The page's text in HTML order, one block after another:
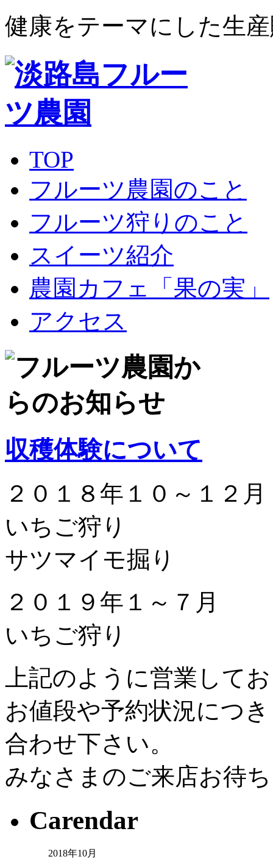
健康をテーマにした生
TOP
フルーツ農園のこと
フルーツ狩りのこと
スイーツ紹介
農園カフェ「果の実」
アクセス
収穫体験について
２０１８年１０～１２月
いちご狩り
サツマイモ掘り
２０１９年１～７月
いちご狩り
上記のように営業して
お値段や予約状況につ
合わせ下さい。
みなさまのご来店お待
Carendar
2018年10月